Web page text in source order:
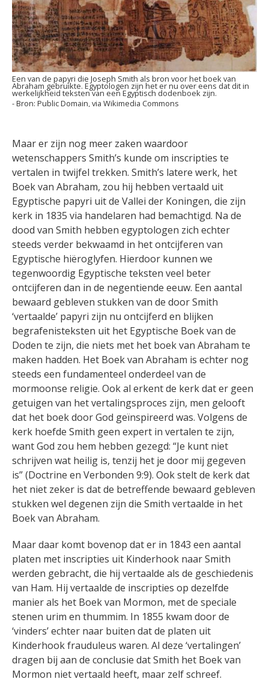
Een van de papyri die Joseph Smith als bron voor het boek van
Abraham gebruikte. Egyptologen zijn het er nu over eens dat dit in
werkelijkheid teksten van een Egyptisch dodenboek zijn.
Public Domain, via Wikimedia Commons
Maar er zijn nog meer zaken waardoor
wetenschappers Smith’s kunde om inscripties te
vertalen in twijfel trekken. Smith’s latere werk, het
Boek van Abraham, zou hij hebben vertaald uit
Egyptische papyri uit de Vallei der Koningen, die zijn
kerk in 1835 via handelaren had bemachtigd. Na de
dood van Smith hebben egyptologen zich echter
steeds verder bekwaamd in het ontcijferen van
Egyptische hiëroglyfen. Hierdoor kunnen we
tegenwoordig Egyptische teksten veel beter
ontcijferen dan in de negentiende eeuw. Een aantal
bewaard gebleven stukken van de door Smith
‘vertaalde’ papyri zijn nu ontcijferd en blijken
begrafenisteksten uit het Egyptische Boek van de
Doden te zijn, die niets met het boek van Abraham te
maken hadden. Het Boek van Abraham is echter nog
steeds een fundamenteel onderdeel van de
mormoonse religie. Ook al erkent de kerk dat er geen
getuigen van het vertalingsproces zijn, men gelooft
dat het boek door God geïnspireerd was. Volgens de
kerk hoefde Smith geen expert in vertalen te zijn,
want God zou hem hebben gezegd: “Je kunt niet
schrijven wat heilig is, tenzij het je door mij gegeven
is” (Doctrine en Verbonden 9:9). Ook stelt de kerk dat
het niet zeker is dat de betreffende bewaard gebleven
stukken wel degenen zijn die Smith vertaalde in het
Boek van Abraham.
Maar daar komt bovenop dat er in 1843 een aantal
platen met inscripties uit Kinderhook naar Smith
werden gebracht, die hij vertaalde als de geschiedenis
van Ham. Hij vertaalde de inscripties op dezelfde
manier als het Boek van Mormon, met de speciale
stenen urim en thummim. In 1855 kwam door de
‘vinders’ echter naar buiten dat de platen uit
Kinderhook frauduleus waren. Al deze ‘vertalingen’
dragen bij aan de conclusie dat Smith het Boek van
Mormon niet vertaald heeft, maar zelf schreef.